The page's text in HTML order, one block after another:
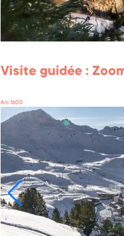
Visite guidée :
Arc 1600